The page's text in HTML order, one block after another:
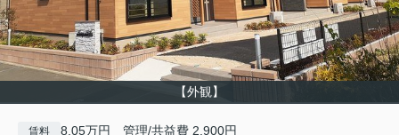
【外観】
賃料 8.05万円 管理/共益費 2,900円